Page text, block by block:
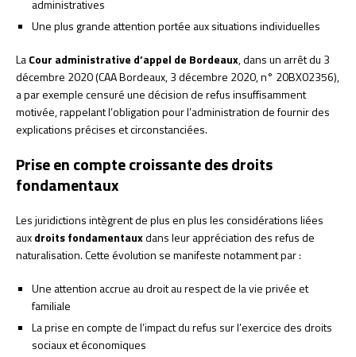
administratives
Une plus grande attention portée aux situations individuelles
LaCour administrative d’appel de Bordeaux, dans un arrêt du 3
décembre 2020 (CAA Bordeaux, 3 décembre 2020, n° 20BX02356),
a par exemple censuré une décision de refus insuffisamment
motivée, rappelant l’obligation pour l’administration de fournir des
explications précises et circonstanciées.
Prise en compte croissante des droits
fondamentaux
Les juridictions intègrent de plus en plus les considérations liées
auxdroits fondamentauxdans leur appréciation des refus de
naturalisation. Cette évolution se manifeste notamment par :
Une attention accrue au droit au respect de la vie privée et
familiale
La prise en compte de l’impact du refus sur l’exercice des droits
sociaux et économiques